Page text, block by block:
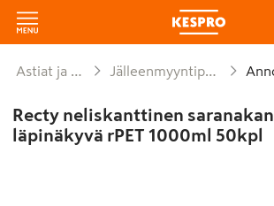
Astiat ja kattaus Jälleenmyyntipakkaukset
Recty neliskanttinen
läpinäkyvä rPET 1000ml 50kpl